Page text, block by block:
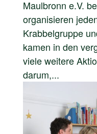
Maulbronn e.V.
organisieren
Krabbelgruppe
kamen in den
viele weitere
darum,...